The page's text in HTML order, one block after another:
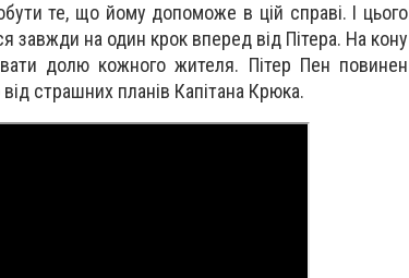
те, що йому допоможе в цій справі. І цього
завжди на один крок вперед від Пітера. На кону
долю кожного жителя. Пітер Пен повинен
страшних планів Капітана Крюка.